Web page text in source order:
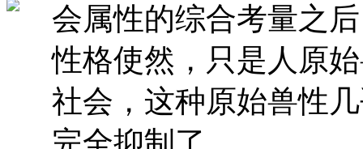
会属性的综合考量之
性格使然，只是人原
社会，这种原始兽性